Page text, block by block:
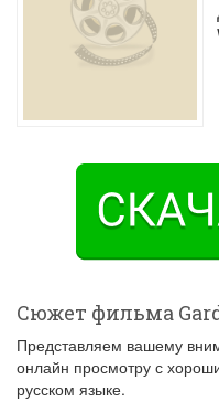
Сюжет фильма
Представляем вашему
онлайн просмотру с
русском языке.